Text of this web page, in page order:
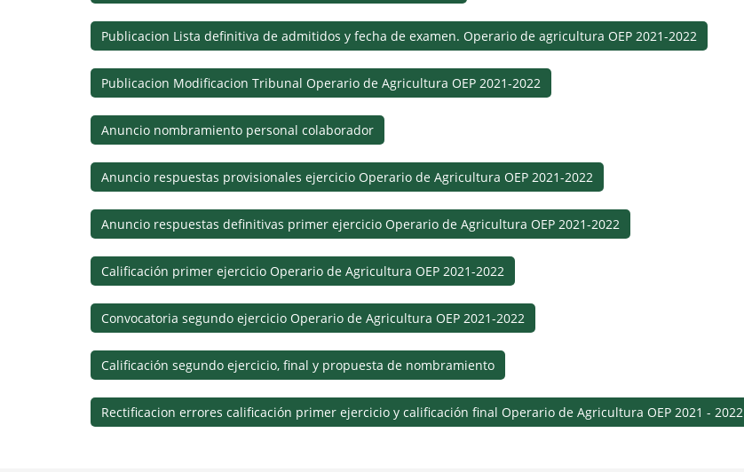
Publicacion Lista definitiva de admitidos y fecha de examen. Operario de agricultura OEP 2021-2022
Publicacion Modificacion Tribunal Operario de Agricultura OEP 2021-2022
Anuncio nombramiento personal colaborador
Anuncio respuestas provisionales ejercicio Operario de Agricultura OEP 2021-2022
Anuncio respuestas definitivas primer ejercicio Operario de Agricultura OEP 2021-2022
Calificación primer ejercicio Operario de Agricultura OEP 2021-2022
Convocatoria segundo ejercicio Operario de Agricultura OEP 2021-2022
Calificación segundo ejercicio, final y propuesta de nombramiento
Rectificacion errores calificación primer ejercicio y calificación final Operario de Agricultura OEP 2021 - 2022